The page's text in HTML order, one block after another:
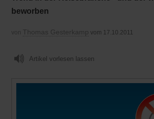
Podcast »Veranstaltungen«
beworben
von Thomas Gesterkamp vom 17.10.2011
Artikel vorlesen lassen